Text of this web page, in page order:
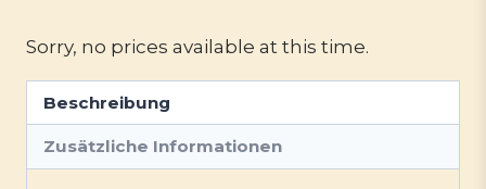
Sorry, no prices available at this time.
Beschreibung
Zusätzliche Informationen